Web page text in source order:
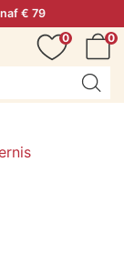
€ 79
0
0